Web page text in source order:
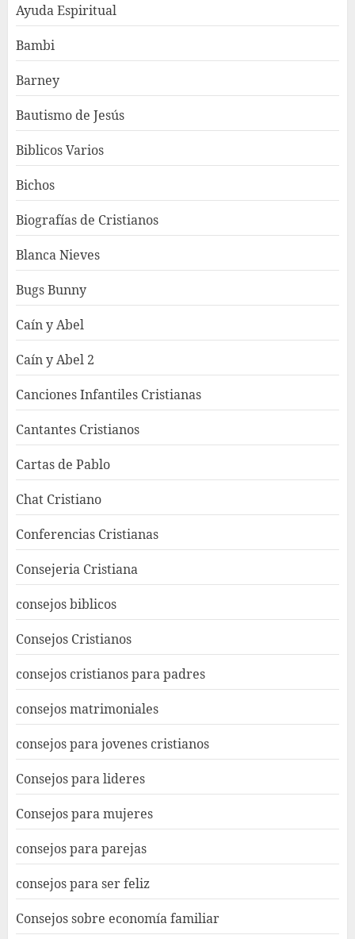
Ayuda Espiritual
Bambi
Barney
Bautismo de Jesús
Biblicos Varios
Bichos
Biografías de Cristianos
Blanca Nieves
Bugs Bunny
Caín y Abel
Caín y Abel 2
Canciones Infantiles Cristianas
Cantantes Cristianos
Cartas de Pablo
Chat Cristiano
Conferencias Cristianas
Consejeria Cristiana
consejos biblicos
Consejos Cristianos
consejos cristianos para padres
consejos matrimoniales
consejos para jovenes cristianos
Consejos para lideres
Consejos para mujeres
consejos para parejas
consejos para ser feliz
Consejos sobre economía familiar